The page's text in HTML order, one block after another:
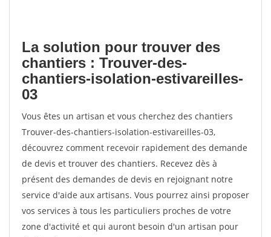
La solution pour trouver des
chantiers : Trouver-des-
chantiers-isolation-estivareilles-
03
Vous êtes un artisan et vous cherchez des chantiers
Trouver-des-chantiers-isolation-estivareilles-03,
découvrez comment recevoir rapidement des demande
de devis et trouver des chantiers. Recevez dès à
présent des demandes de devis en rejoignant notre
service d'aide aux artisans. Vous pourrez ainsi proposer
vos services à tous les particuliers proches de votre
zone d'activité et qui auront besoin d'un artisan pour